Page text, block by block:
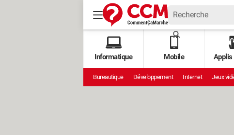
Informatique Mobile Applis
Bureautique Développement Internet Jeux